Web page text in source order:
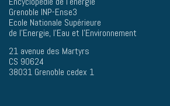
Grenoble INP-Ense3
Ecole Nationale Supérieure
de l'Energie, l'Eau et l'Environnement
21 avenue des Martyrs
CS 90624
38031 Grenoble cedex 1